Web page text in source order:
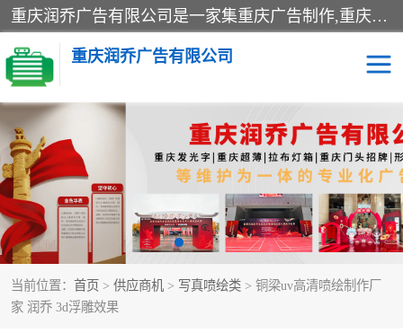
重庆润乔广告有限公司是一家集重庆广告制作,重庆标识标牌,亚克力发光字,led发光字,树脂发光字,超薄灯箱,拉布灯箱,吸塑灯箱,门头招牌,企业形象墙,写真喷绘,x展架,拉网展架,广告展架,条幅,锦旗设计,制作,施工,维护为一体的专业化广告公司.
重庆润乔广告有限公司
当前位置： 首页 > 供应商机 > 写真喷绘类 > 铜梁uv高清喷绘制作厂
家 润乔 3d浮雕效果
招牌类 发光字类
灯箱类 形象墙类
标识标牌类 写真喷绘类
展架 条幅